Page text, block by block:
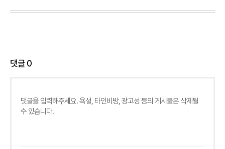
댓글0